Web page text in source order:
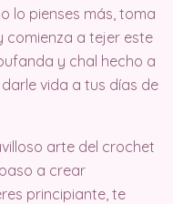
lo pienses más, toma
comienza a tejer este
y chal hecho a
vida a tus días de
arte del crochet
a crear
principiante, te